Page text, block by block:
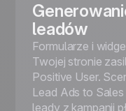
leadów
Formularze i
Twojej stronie
Positive User.
Lead Ads to
leady z kampanii